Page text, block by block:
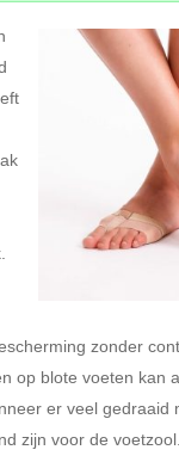
zonder
op blote voeten kan
er veel gedraaid
zijn voor de